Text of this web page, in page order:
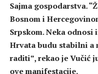
Sajma gospodarstva.
Bosnom i
Srpskom. Neka odnosi
Hrvata budu stabilni a
raditi”, rekao je Vučić
ove manifestacije.